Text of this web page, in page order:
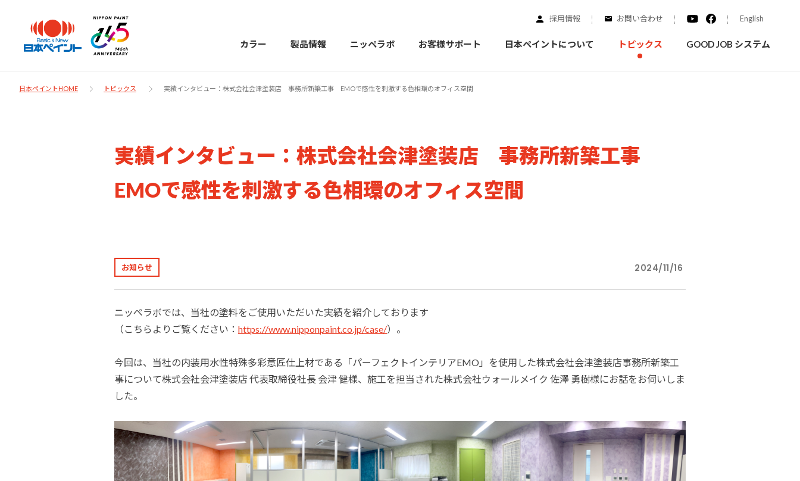
採用情報 お問い合わせ English
カラー 製品情報
建築・重防食・自動車補修用の各分野で、
幅広い製品ラインナップをご用意していま
製品特集
グランセラシリーズ パーフェクトシリーズ
THERMOEYE サーモアイ
プロテクトン
EMO
ダンジオーラシステム
ニッペラボ
ニッペラボ
PERFECT Color Design 塗料・塗装を学ぶ
ダイヤモンドコート加盟施工店がお届けする
お客様サポート
お客様サポー
あるご質問」をご参照ください。
販売店様向けサイト よくあるご質問 みなさまへのお知らせ
日本ペイントについて
日本ペイント
ついて
物や大型構造物用、自動車の補修塗装向け
塗料の開発・製造および販売を展開。全国
意匠性とコーティング技術をご提供してま
トップメッセージ 会社概要
ご利用にあたって
トピックス GOOD JOB システム
日本ペイントHOME トピックス 実績インタビュー：株式会社会津塗装店 事務所新築工事 EMOで感性を刺激する色相環のオフィス空間
実績インタビュー：株式会社会津塗装店 事務所新築工事
EMOで感性を刺激する色相環のオフィス空間
お知らせ 2024/11/16
ニッペラボでは、当社の塗料をご使用いただいた実績を紹介しております
（こちらよりご覧ください： https://www.nipponpaint.co.jp/case/）。
今回は、当社の内装用水性特殊多彩意匠仕上材である「パーフェクトインテリアEMO」を使用した株式会社会津塗装店事務所新築工
事について株式会社会津塗装店 代表取締役社長 会津 健様、施工を担当された株式会社ウォールメイク 佐澤 勇樹様にお話をお伺いしま
した。